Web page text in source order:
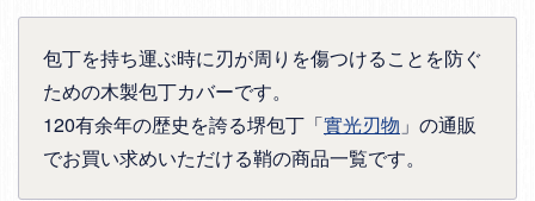
包丁を持ち運ぶ時に刃が周りを傷つけることを防ぐ
ための木製包丁カバーです。
120有余年の歴史を誇る堺包丁「實光刃物 」の通販
でお買い求めいただける鞘の商品一覧です。